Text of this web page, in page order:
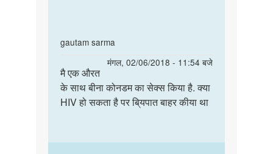
gautam sarma
मंगल, 02/06/2018 - 11:54 बजे
मेरी
शादी
है
मै
एक
औरत
बीना
मै एक औरत
के साथ बीना कोनडम का सेक्स किया है. क्या
HIV हो सकता है पर बि्यपात बाहर कीया था